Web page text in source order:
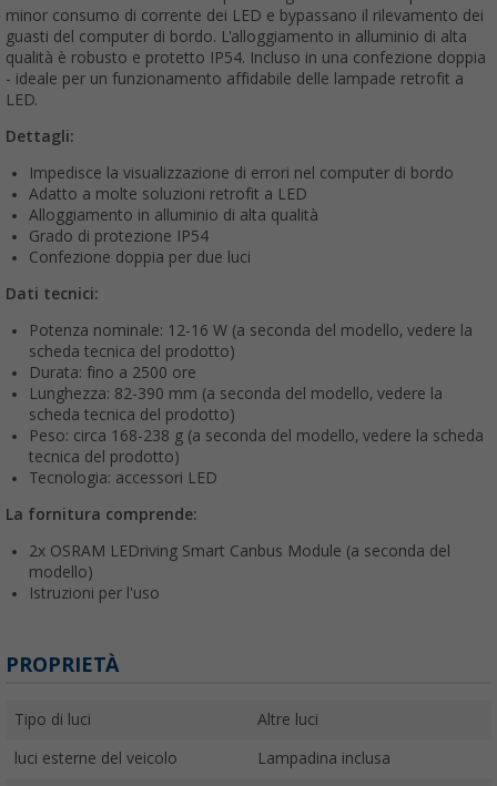
minor consumo di corrente dei LED e bypassano il rilevamento dei
guasti del computer di bordo. L'alloggiamento in alluminio di alta
qualità è robusto e protetto IP54. Incluso in una confezione doppia
- ideale per un funzionamento affidabile delle lampade retrofit a
LED.
Dettagli:
Impedisce la visualizzazione di errori nel computer di bordo
Adatto a molte soluzioni retrofit a LED
Alloggiamento in alluminio di alta qualità
Grado di protezione IP54
Confezione doppia per due luci
Dati tecnici:
Potenza nominale: 12-16 W (a seconda del modello, vedere la
scheda tecnica del prodotto)
Durata: fino a 2500 ore
Lunghezza: 82-390 mm (a seconda del modello, vedere la
scheda tecnica del prodotto)
Peso: circa 168-238 g (a seconda del modello, vedere la scheda
tecnica del prodotto)
Tecnologia: accessori LED
La fornitura comprende:
2x OSRAM LEDriving Smart Canbus Module (a seconda del
modello)
Istruzioni per l'uso
PROPRIETÀ
Tipo di luci Altre luci
luci esterne del veicolo Lampadina inclusa